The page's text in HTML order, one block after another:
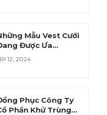
Mẫu Vest Cưới
Được Ưa
Năm 2024
12, 2024
Phục Công Ty
Phần Khử Trùng